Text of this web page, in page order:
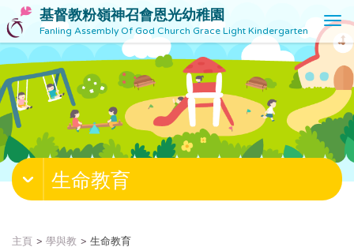
基督教粉嶺神召會恩光幼稚園
Fanling Assembly Of God Church Grace Light Kindergarten
T
o
g
l
e
v
g
生命教育
主頁 學與教 生命教育